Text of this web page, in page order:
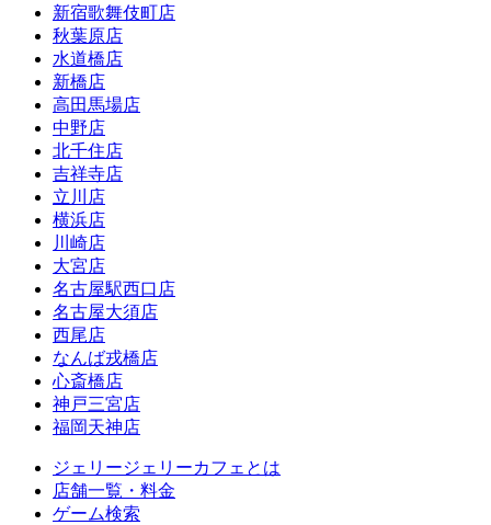
新宿歌舞伎町店
秋葉原店
水道橋店
新橋店
高田馬場店
中野店
北千住店
吉祥寺店
立川店
横浜店
川崎店
大宮店
名古屋駅西口店
名古屋大須店
西尾店
なんば戎橋店
心斎橋店
神戸三宮店
福岡天神店
ジェリージェリーカフェとは
店舗一覧・料金
ゲーム検索